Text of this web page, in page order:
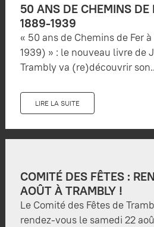
50 ANS DE CHEMINS DE
1889-1939
« 50 ans de Chemins de Fer
1939) » : le nouveau livre de
Trambly va (re)découvrir
LIRE LA SUITE
COMITÉ DES FÊTES :
AOÛT À TRAMBLY !
Le Comité des Fêtes de
rendez-vous le samedi 22